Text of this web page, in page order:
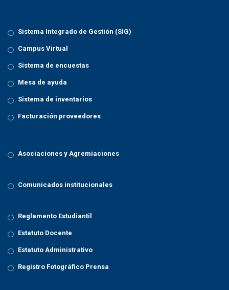
Sistema Integrado de Gestión (SIG)
Campus Virtual
Sistema de encuestas
Mesa de ayuda
Sistema de inventarios
Facturación proveedores
Asociaciones y Agremiaciones
Comunicados institucionales
Reglamento Estudiantil
Estatuto Docente
Estatuto Administrativo
Registro Fotográfico Prensa